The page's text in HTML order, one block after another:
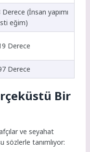
Derece (İnsan yapımı
eğim)
Derece
Derece
Bir
ve seyahat
sözlerle tanımlıyor: